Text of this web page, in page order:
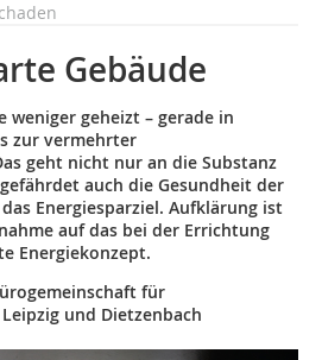
Gebäude
weniger geheizt – gerade in
zur ­vermehrter
geht nicht nur an die Substanz
auch die Gesundheit der
Energiesparziel. Aufklärung ist
auf das bei der Errichtung
Energiekonzept.
für
und ­Dietzenbach